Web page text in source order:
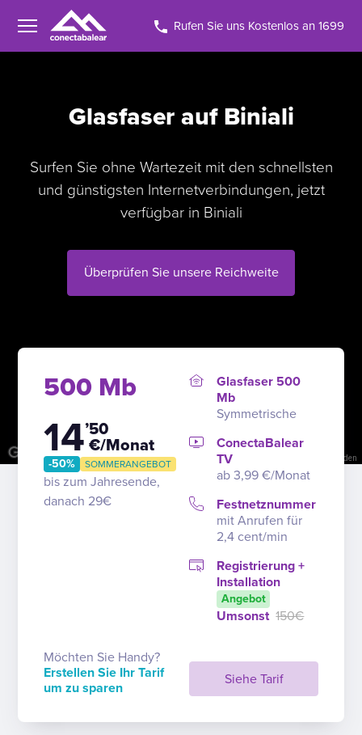
Rufen Sie uns Kostenlos an 1699
Kurzbefehle Kartendaten Nutzungsbedingungen Problem melden
Glasfaser auf Biniali
Surfen Sie ohne Wartezeit mit den schnellsten
und günstigsten Internetverbindungen, jetzt
verfügbar in Biniali
Überprüfen Sie unsere Reichweite
500 Mb
14’50
€/Monat
-50% SOMMERANGEBOT
bis zum Jahresende,
danach 29€
Siehe Tarif
Glasfaser 500
Mb
Symmetrische
ConectaBalear
TV
ab 3,99 €/Monat
Festnetznummer
mit Anrufen für
2,4 cent/min
Registrierung +
Installation
Angebot
Umsonst 150€
Möchten Sie Handy?
Erstellen Sie Ihr Tarif
um zu sparen